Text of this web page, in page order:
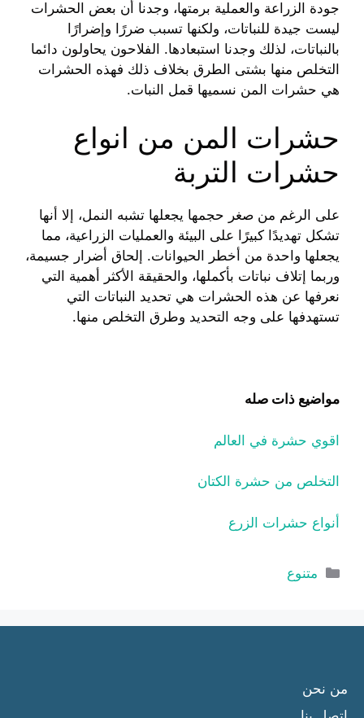
جودة الزراعة والعملية برمتها، وجدنا أن بعض الحشرات
ليست جيدة للنباتات، ولكنها تسبب ضررًا وإضرارًا
بالنباتات، لذلك وجدنا استبعادها. الفلاحون يحاولون دائما
التخلص منها بشتى الطرق بخلاف ذلك فهذه الحشرات
هي حشرات المن نسميها قمل النبات.
حشرات المن من انواع
حشرات التربة
على الرغم من صغر حجمها يجعلها تشبه النمل، إلا أنها
تشكل تهديدًا كبيرًا على البيئة والعمليات الزراعية، مما
يجعلها واحدة من أخطر الحيوانات. إلحاق أضرار جسيمة،
وربما إتلاف نباتات بأكملها، والحقيقة الأكثر أهمية التي
نعرفها عن هذه الحشرات هي تحديد النباتات التي
تستهدفها على وجه التحديد وطرق التخلص منها.
مواضيع ذات صله
اقوي حشرة في العالم
التخلص من حشرة الكتان
أنواع حشرات الزرع
التصنيفات
متنوع
من نحن